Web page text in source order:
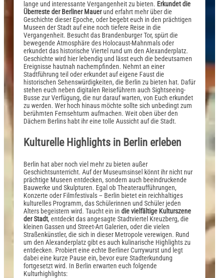
lange und interessante Vergangenheit zu bieten. Erkundet die
Überreste der Berliner Mauerund erfahrt mehr über die
Geschichte dieser Epoche, oder begebt euch in den prächtigen
Museen der Stadt auf eine noch tiefere Reise in die
Vergangenheit. Besucht das Brandenburger Tor, spürt die
bewegende Atmosphäre des Holocaust-Mahnmals oder
erkundet das historische Viertel rund um den Alexanderplatz.
Geschichte wird hier lebendig und lässt euch die bedeutsamen
Ereignisse hautnah nachempfinden. Nehmt an einer
Stadtführung teil oder erkundet auf eigene Faust die
historischen Sehenswürdigkeiten, die Berlin zu bieten hat. Dafür
stehen euch neben digitalen Reiseführern auch Sightseeing-
Busse zur Verfügung, die nur darauf warten, von Euch erkundet
zu werden. Wer hoch hinaus möchte sollte sich unbedingt zum
berühmten Fernsehturm aufmachen. Weit oben über den
Dächern Berlins habt ihr eine tolle Aussicht auf die Stadt.
Kulturelle Highlights in Berlin erleben
Berlin hat aber noch viel mehr zu bieten außer
Geschichtsunterricht. Auf der Museumsinsel könnt ihr nicht nur
prächtige Museen entdecken, sondern auch beeindruckende
Bauwerke und Skulpturen. Egal ob Theateraufführungen,
Konzerte oder Filmfestivals – Berlin bietet ein reichhaltiges
kulturelles Programm, das Schülerinnen und Schüler jeden
Alters begeistern wird. Taucht ein in die vielfältige Kulturszene
der Stadt, entdeckt das angesagte Stadtviertel Kreuzberg, die
kleinen Gassen und Street-Art Galerien, oder die vielen
Straßenkünstler, die sich in dieser Metropole verewigen. Rund
um den Alexanderplatz gibt es auch kulinarische Highlights zu
entdecken. Probiert eine echte Berliner Currywurst und legt
dabei eine kurze Pause ein, bevor eure Stadterkundung
fortgesetzt wird. In Berlin erwarten euch folgende
Kulturhighlights: